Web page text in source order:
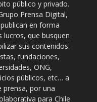
público y privado.
Prensa Digital,
en forma
lucros, que busquen
sus contenidos.
fundaciones,
ONG,
públicos, etc… a
prensa, por una
para Chile